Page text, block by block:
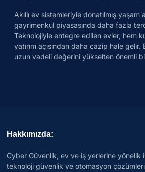
Akıllı ev sistemleriyle donatılmış yaşam
gayrimenkul piyasasında daha fazla
Teknolojiyle entegre edilen evler, hem
yatırım açısından daha cazip hale
uzun vadeli değerini yükselten önemli
Hakkımızda:
Cyber Güvenlik, ev ve iş yerlerine yönelik
teknoloji güvenlik ve otomasyon çözümleri